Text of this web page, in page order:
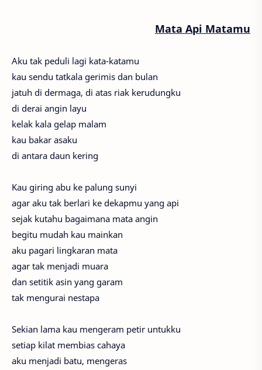
Mata Api Matamu
Aku tak peduli lagi kata-katamu
kau sendu tatkala gerimis dan bulan
jatuh di dermaga, di atas riak kerudungku
di derai angin layu
kelak kala gelap malam
kau bakar asaku
di antara daun kering
Kau giring abu ke palung sunyi
agar aku tak berlari ke dekapmu yang api
sejak kutahu bagaimana mata angin
begitu mudah kau mainkan
aku pagari lingkaran mata
agar tak menjadi muara
dan setitik asin yang garam
tak mengurai nestapa
Sekian lama kau mengeram petir untukku
setiap kilat membias cahaya
aku menjadi batu, mengeras